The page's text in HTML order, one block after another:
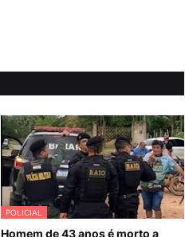
POLICIAL
Homem de 43 anos é morto a